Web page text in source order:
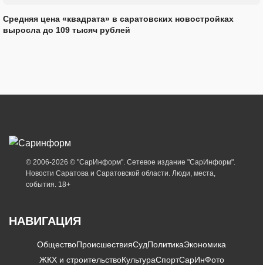
Средняя цена «квадрата» в саратовских новостройках
выросла до 109 тысяч рублей
© 2006-2026 © "СарИнформ". Сетевое издание "СарИнформ".
Новости Саратова и Саратовской области. Люди, места,
события. 18+
НАВИГАЦИЯ
ОбществоПроисшествияСудПолитикаЭкономика
ЖКХ и строительствоКультураСпортСарИнФото